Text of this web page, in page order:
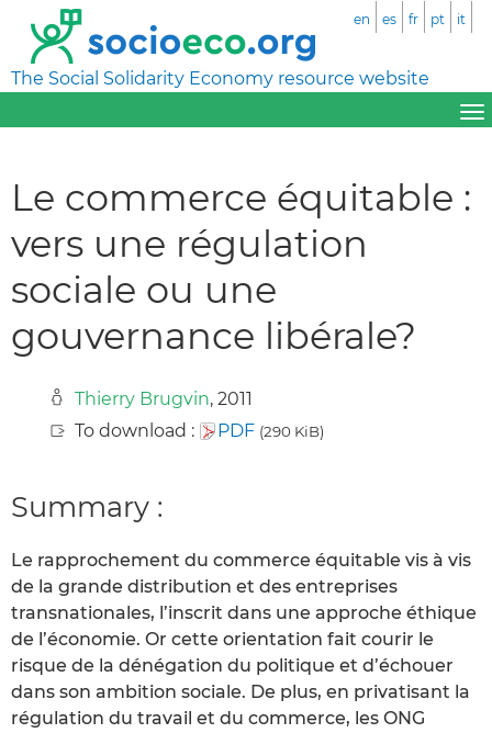
The Social Solidarity Economy resource website
en es fr pt it
Le commerce équitable :
vers une régulation
sociale ou une
gouvernance libérale?
Thierry Brugvin, 2011
To download :
PDF (290 KiB)
Summary :
Le rapprochement du commerce équitable vis à vis
de la grande distribution et des entreprises
transnationales, l’inscrit dans une approche éthique
de l’économie. Or cette orientation fait courir le
risque de la dénégation du politique et d’échouer
dans son ambition sociale. De plus, en privatisant la
régulation du travail et du commerce, les ONG